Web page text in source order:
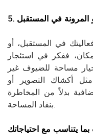
المرونة في المستقبل
في المستقبل، أو
ففكر في استئجار
مساحة للضيوف غير
أكشاك التصوير أو
بدلاً من المخاطرة
بنفاد المساحة.
يتناسب مع احتياجاتك